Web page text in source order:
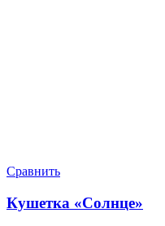
Сравнить
Кушетка «Солнце»